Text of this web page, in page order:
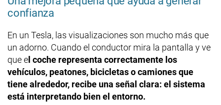
confianza
En un Tesla, las visualizaciones son mucho más que
un adorno. Cuando el conductor mira la pantalla y ve
que el coche representa correctamente los
vehículos, peatones, bicicletas o camiones que
tiene alrededor, recibe una señal clara: el sistema
está interpretando bien el entorno.